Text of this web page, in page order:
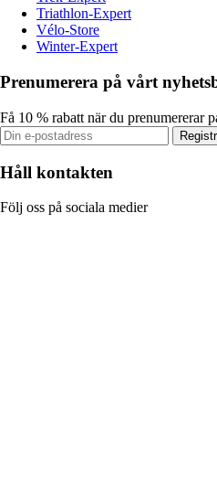
Triathlon-Expert
Vélo-Store
Winter-Expert
Prenumerera på vårt
Få 10 % rabatt när du prenumererar
Håll kontakten
Följ oss på sociala medier